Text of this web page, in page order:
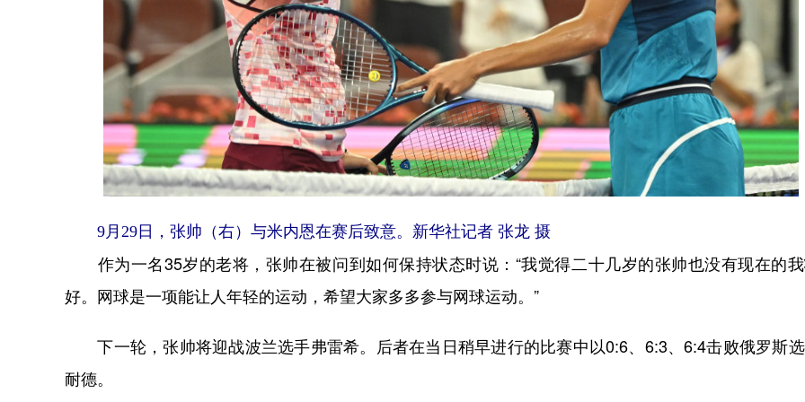
9月29日，张帅（右）与米内恩在赛后致意。新华社记者 张龙 摄
作为一名35岁的老将，张帅在被问到如何保持状态时说：“我觉得二十几岁的张帅也没有现在的
好。网球是一项能让人年轻的运动，希望大家多多参与网球运动。”
下一轮，张帅将迎战波兰选手弗雷希。后者在当日稍早进行的比赛中以0:6、6:3、6:4击败俄罗斯
耐德。